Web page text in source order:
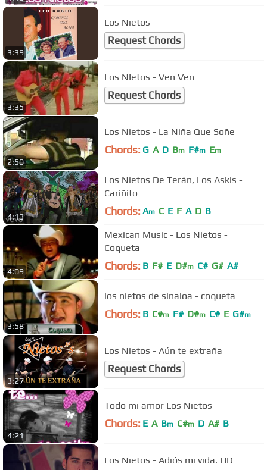
3:39
Los Nietos
Request Chords
3:35
Los NIetos - Ven Ven
Request Chords
2:50
Los Nietos - La Niña Que Soñe
Chords: G A D Bm F#m Em
4:13
Los Nietos De Terán, Los Askis -
Cariñito
Chords: Am C E F A D B
4:09
Mexican Music - Los Nietos -
Coqueta
Chords: B F# E D#m C# G# A#
3:58
los nietos de sinaloa - coqueta
Chords: B C#m F# D#m C# E G#m
3:27
Los Nietos - Aún te extraña
Request Chords
4:21
Todo mi amor Los Nietos
Chords: E A Bm C#m D A# B
Los Nietos - Adiós mi vida. HD